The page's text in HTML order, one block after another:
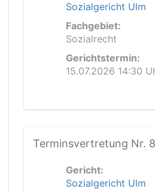
Sozialgericht Ulm
Fachgebiet:
Sozialrecht
Gerichtstermin:
15.07.2026 14:30
Terminsvertretung Nr.
Gericht:
Sozialgericht Ulm